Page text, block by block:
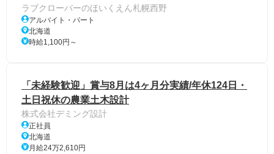
ラブクローバーのほいくえん札幌西野
アルバイト・パート
北海道
時給1,100円～
「未経験歓迎」賞与8月は4ヶ月分実績/年休124日・
土日祝休の農業土木設計
株式会社デミング設計
正社員
北海道
月給24万2,610円